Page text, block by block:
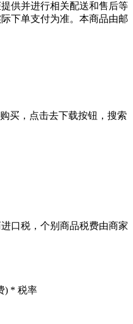
供并进行相关配送和售后等
下单支付为准。本商品由邮
买，点击去下载按钮，搜索
口税，个别商品税费由商家
) * 税率